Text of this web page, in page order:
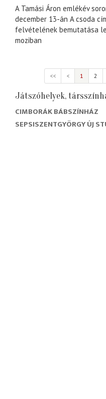
A Tamási Áron emlékév
december 13-án A csoda
felvételének bemutatása
moziban
<< < 1 2
Játszóhelyek,
CIMBORÁK BÁBSZÍNHÁZ
SEPSISZENTGYÖRGY ÚJ